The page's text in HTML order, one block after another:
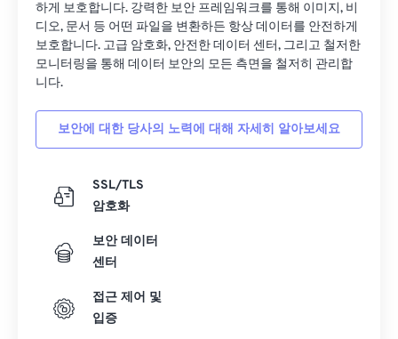
하게 보호합니다. 강력한 보안 프레임워크를 통해 이미지, 비
디오, 문서 등 어떤 파일을 변환하든 항상 데이터를 안전하게
보호합니다. 고급 암호화, 안전한 데이터 센터, 그리고 철저한
모니터링을 통해 데이터 보안의 모든 측면을 철저히 관리합
니다.
보안에 대한 당사의 노력에 대해 자세히 알아보세요
SSL/TLS
암호화
보안 데이터
센터
접근 제어 및
입증